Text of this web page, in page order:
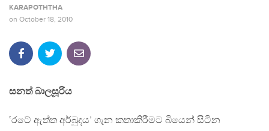
KARAPOTHTHA
on October 18, 2010
සනත් බාලසූරිය
‛රටේ ඇත්ත අර්බුදය’ ගැන කතාකිරීමට බියෙන් සිටින